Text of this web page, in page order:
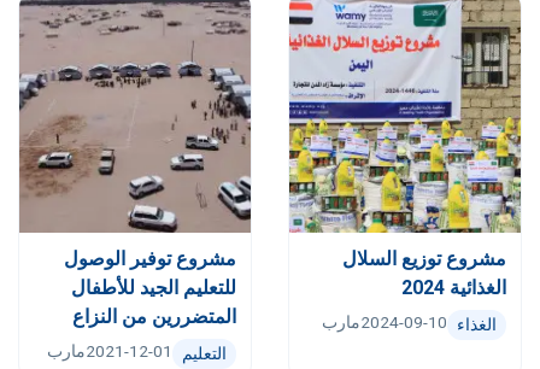
مشروع توزيع السلال
الغذائية 2024
الغذاء 2024-09-10مارب
مشروع توفير الوصول
للتعليم الجيد للأطفال
المتضررين من النزاع
التعليم 2021-12-01مارب